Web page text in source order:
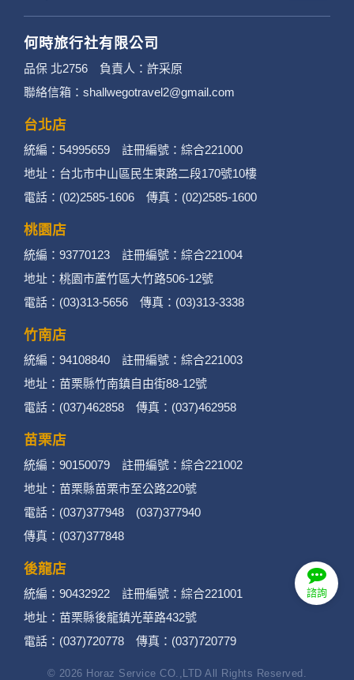
諮詢
何時旅行社有限公司
品保 北2756 負責人：許采原
聯絡信箱：shallwegotravel2@gmail.com
台北店
統編：54995659 註冊編號：綜合221000
地址：台北市中山區民生東路二段170號10樓
電話：(02)2585-1606 傳真：(02)2585-1600
桃園店
統編：93770123 註冊編號：綜合221004
地址：桃園市蘆竹區大竹路506-12號
電話：(03)313-5656 傳真：(03)313-3338
竹南店
統編：94108840 註冊編號：綜合221003
地址：苗栗縣竹南鎮自由街88-12號
電話：(037)462858 傳真：(037)462958
苗栗店
統編：90150079 註冊編號：綜合221002
地址：苗栗縣苗栗市至公路220號
電話：(037)377948 (037)377940
傳真：(037)377848
後龍店
統編：90432922 註冊編號：綜合221001
地址：苗栗縣後龍鎮光華路432號
電話：(037)720778 傳真：(037)720779
© 2026 Horaz Service CO.,LTD All Rights Reserved.